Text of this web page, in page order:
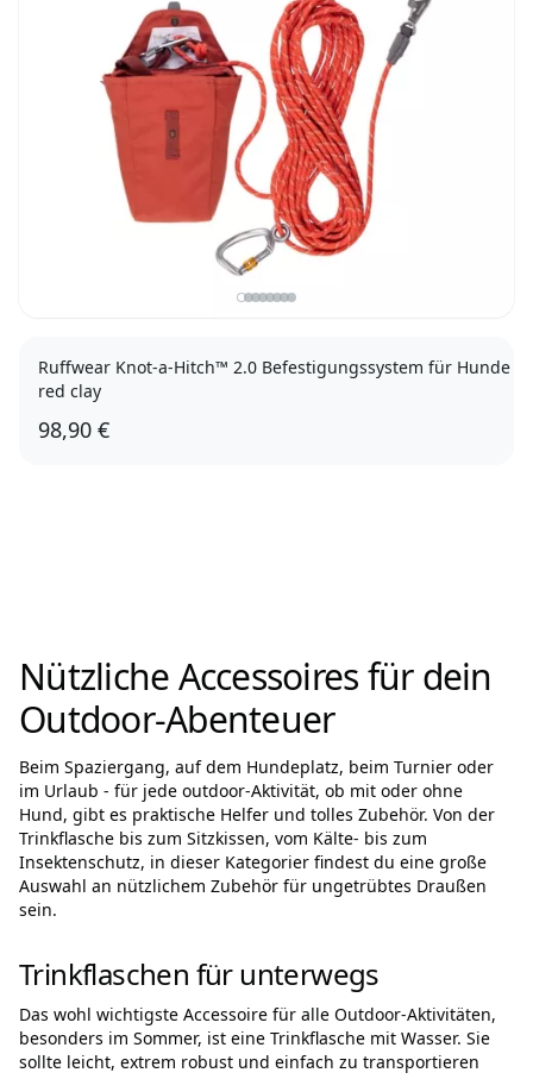
Ruffwear Knot-a-Hitch™ 2.0 Befestigungssystem für Hunde
red clay
98,90 €
Nützliche Accessoires für dein
Outdoor-Abenteuer
Beim Spaziergang, auf dem Hundeplatz, beim Turnier oder
im Urlaub - für jede outdoor-Aktivität, ob mit oder ohne
Hund, gibt es praktische Helfer und tolles Zubehör. Von der
Trinkflasche bis zum Sitzkissen, vom Kälte- bis zum
Insektenschutz, in dieser Kategorier findest du eine große
Auswahl an nützlichem Zubehör für ungetrübtes Draußen
sein.
Trinkflaschen für unterwegs
Das wohl wichtigste Accessoire für alle Outdoor-Aktivitäten,
besonders im Sommer, ist eine Trinkflasche mit Wasser. Sie
sollte leicht, extrem robust und einfach zu transportieren